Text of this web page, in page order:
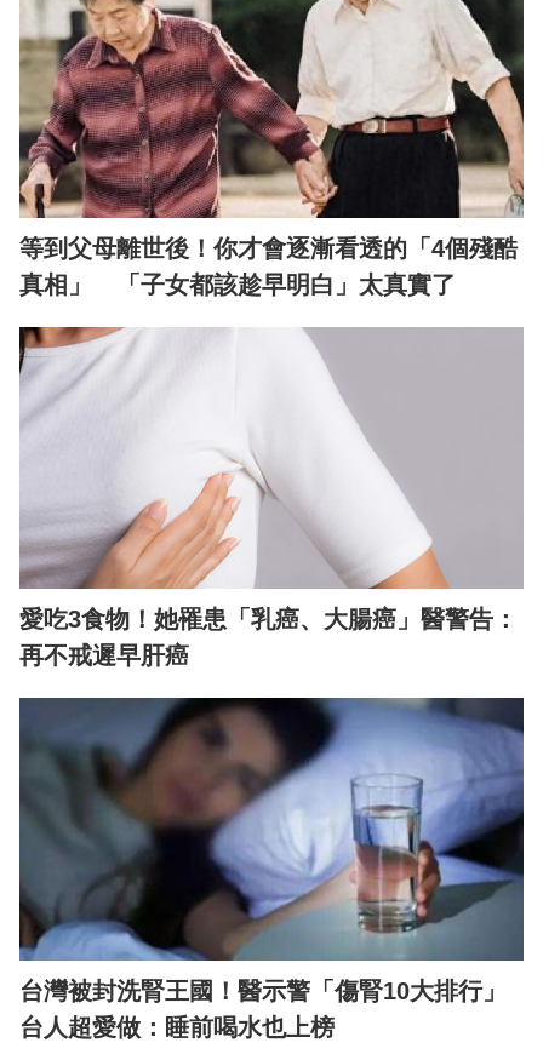
等到父母離世後！你才會逐漸看透的「4個殘酷
真相」 「子女都該趁早明白」太真實了
愛吃3食物！她罹患「乳癌、大腸癌」醫警告：
再不戒遲早肝癌
台灣被封洗腎王國！醫示警「傷腎10大排行」
台人超愛做：睡前喝水也上榜